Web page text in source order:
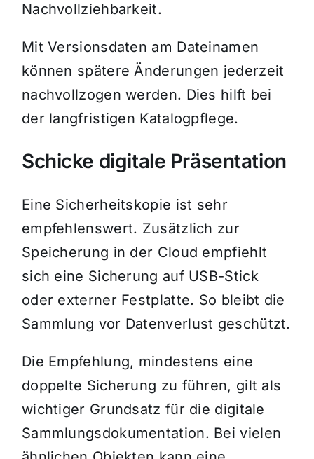
Nachvollziehbarkeit.
Mit Versionsdaten am Dateinamen
können spätere Änderungen jederzeit
nachvollzogen werden. Dies hilft bei
der langfristigen Katalogpflege.
Schicke digitale Präsentation
Eine Sicherheitskopie ist sehr
empfehlenswert. Zusätzlich zur
Speicherung in der Cloud empfiehlt
sich eine Sicherung auf USB-Stick
oder externer Festplatte. So bleibt die
Sammlung vor Datenverlust geschützt.
Die Empfehlung, mindestens eine
doppelte Sicherung zu führen, gilt als
wichtiger Grundsatz für die digitale
Sammlungsdokumentation. Bei vielen